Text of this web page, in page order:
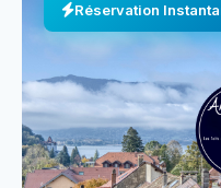
Réservation